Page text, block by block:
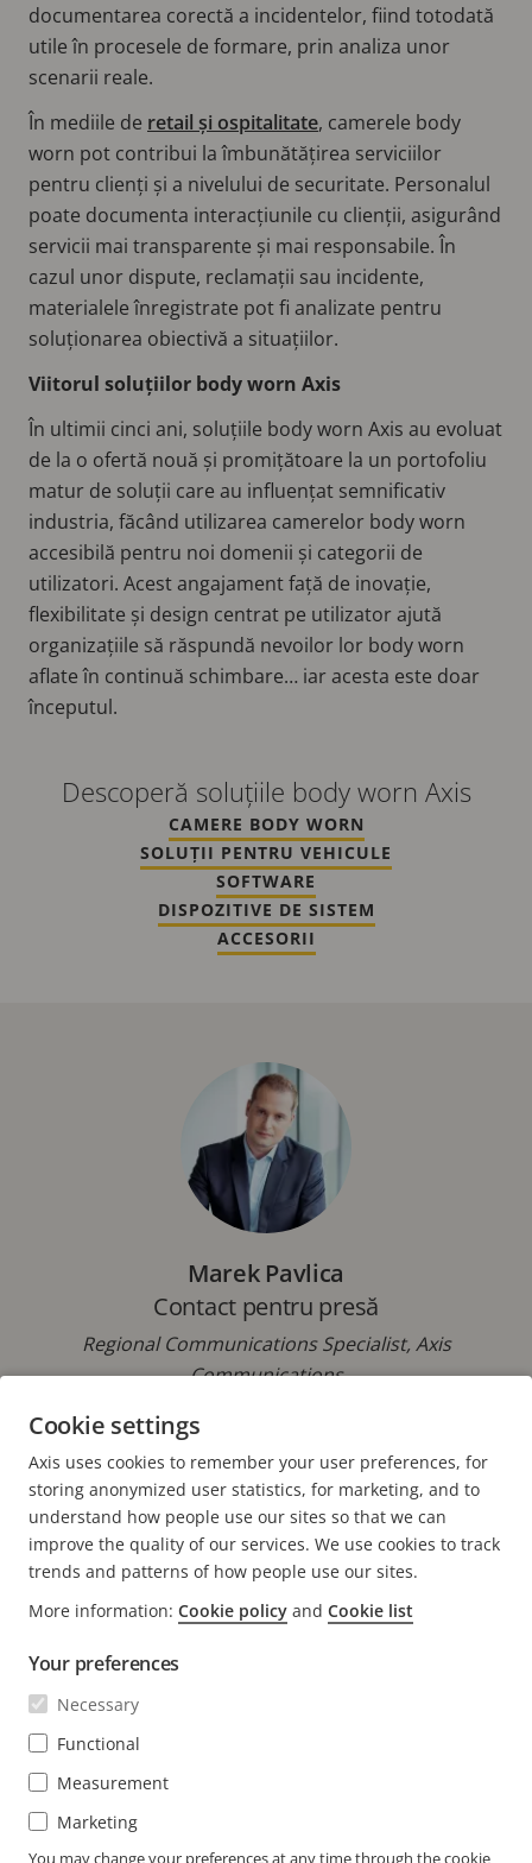
documentarea corectă a incidentelor, fiind totodată
utile în procesele de formare, prin analiza unor
scenarii reale.
În mediile de retail și ospitalitate, camerele body
worn pot contribui la îmbunătățirea serviciilor
pentru clienți și a nivelului de securitate. Personalul
poate documenta interacțiunile cu clienții, asigurând
servicii mai transparente și mai responsabile. În
cazul unor dispute, reclamații sau incidente,
materialele înregistrate pot fi analizate pentru
soluționarea obiectivă a situațiilor.
Viitorul soluțiilor body worn Axis
În ultimii cinci ani, soluțiile body worn Axis au evoluat
de la o ofertă nouă și promițătoare la un portofoliu
matur de soluții care au influențat semnificativ
industria, făcând utilizarea camerelor body worn
accesibilă pentru noi domenii și categorii de
utilizatori. Acest angajament față de inovație,
flexibilitate și design centrat pe utilizator ajută
organizațiile să răspundă nevoilor lor body worn
aflate în continuă schimbare… iar acesta este doar
începutul.
Descoperă soluțiile body worn Axis
CAMERE BODY WORN
SOLUȚII PENTRU VEHICULE
SOFTWARE
DISPOZITIVE DE SISTEM
ACCESORII
Marek Pavlica
Contact pentru presă
Regional Communications Specialist, Axis
Communications
Telefon: +42 073 431 9237
E-mail:marek.pavlica@axis.com
FOOTER
CONTACT
Contactați-ne
Centrul de experiență
ȘTIRI ȘI RELATĂRI
Poveștile clienților
Life at Axis
Engineering at Axis
ABONARE
Abonare la newsletter
Abonare la e-mailurile Axis cu privire la notificările de
Cookie settings
Axis uses cookies to remember your user preferences, for
storing anonymized user statistics, for marketing, and to
understand how people use our sites so that we can
improve the quality of our services. We use cookies to track
trends and patterns of how people use our sites.
More information: Cookie policy and Cookie list
Your preferences
Necessary
Functional
Measurement
Marketing
You may change your preferences at any time through the cookie